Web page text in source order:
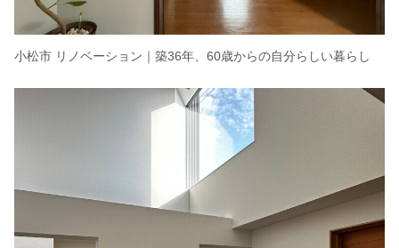
小松市 リノベーション｜築36年、60歳からの自分らしい暮らし